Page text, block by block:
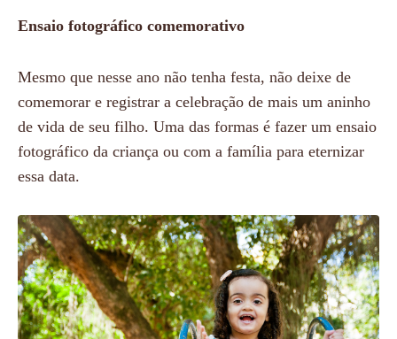
Ensaio fotográfico comemorativo
Mesmo que nesse ano não tenha festa, não deixe de
comemorar e registrar a celebração de mais um aninho
de vida de seu filho. Uma das formas é fazer um ensaio
fotográfico da criança ou com a família para eternizar
essa data.